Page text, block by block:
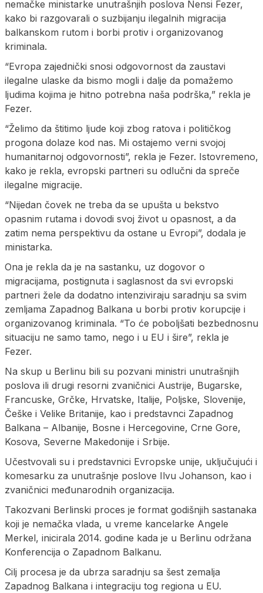
nemačke ministarke unutrašnjih poslova Nensi Fezer,
kako bi razgovarali o suzbijanju ilegalnih migracija
balkanskom rutom i borbi protiv i organizovanog
kriminala.
“Evropa zajednički snosi odgovornost da zaustavi
ilegalne ulaske da bismo mogli i dalje da pomažemo
ljudima kojima je hitno potrebna naša podrška,” rekla je
Fezer.
“Želimo da štitimo ljude koji zbog ratova i političkog
progona dolaze kod nas. Mi ostajemo verni svojoj
humanitarnoj odgovornosti”, rekla je Fezer. Istovremeno,
kako je rekla, evropski partneri su odlučni da spreče
ilegalne migracije.
“Nijedan čovek ne treba da se upušta u bekstvo
opasnim rutama i dovodi svoj život u opasnost, a da
zatim nema perspektivu da ostane u Evropi”, dodala je
ministarka.
Ona je rekla da je na sastanku, uz dogovor o
migracijama, postignuta i saglasnost da svi evropski
partneri žele da dodatno intenziviraju saradnju sa svim
zemljama Zapadnog Balkana u borbi protiv korupcije i
organizovanog kriminala. “To će poboljšati bezbednosnu
situaciju ne samo tamo, nego i u EU i šire”, rekla je
Fezer.
Na skup u Berlinu bili su pozvani ministri unutrašnjih
poslova ili drugi resorni zvaničnici Austrije, Bugarske,
Francuske, Grčke, Hrvatske, Italije, Poljske, Slovenije,
Češke i Velike Britanije, kao i predstavnci Zapadnog
Balkana – Albanije, Bosne i Hercegovine, Crne Gore,
Kosova, Severne Makedonije i Srbije.
Učestvovali su i predstavnici Evropske unije, uključujući i
komesarku za unutrašnje poslove Ilvu Johanson, kao i
zvaničnici međunarodnih organizacija.
Takozvani Berlinski proces je format godišnjih sastanaka
koji je nemačka vlada, u vreme kancelarke Angele
Merkel, inicirala 2014. godine kada je u Berlinu održana
Konferencija o Zapadnom Balkanu.
Cilj procesa je da ubrza saradnju sa šest zemalja
Zapadnog Balkana i integraciju tog regiona u EU.